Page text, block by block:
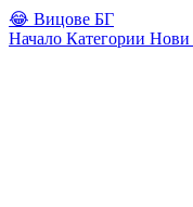
😂 Вицове БГ
Начало Категории Нови